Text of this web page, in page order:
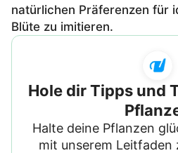
natürlichen Präferenzen für
Blüte zu imitieren.
Hole dir Tipps und
Halte deine Pflanzen
mit unserem Leitfaden